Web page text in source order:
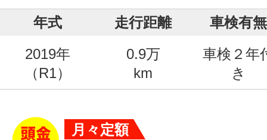
年式 走行距離
車検有無
2019年
（R1）
0.9万
km
車検２年
き
月々定額